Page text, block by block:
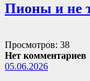
Пионы и не
Просмотров: 38
Нет комментариев
05.06.2026